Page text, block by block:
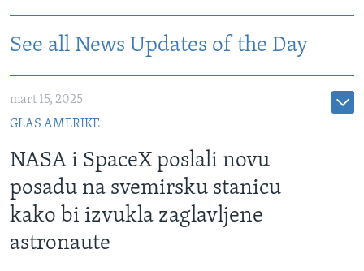
See all News Updates of the Day
mart 15, 2025
GLAS AMERIKE
NASA i SpaceX poslali novu
posadu na svemirsku stanicu
kako bi izvukla zaglavljene
astronaute